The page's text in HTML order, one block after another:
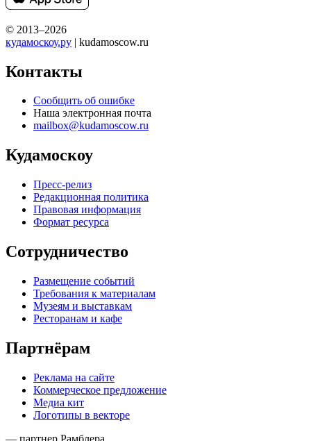
© 2013–2026
кудамоскоу.ру | kudamoscow.ru
Контакты
Сообщить об ошибке
Наша электронная почта
mailbox@kudamoscow.ru
Кудамоскоу
Пресс-релиз
Редакционная политика
Правовая информация
Формат ресурса
Сотрудничество
Размещение событий
Требования к материалам
Музеям и выставкам
Ресторанам и кафе
Партнёрам
Реклама на сайте
Коммерческое предложение
Медиа кит
Логотипы в векторе
— партнер Рамблера